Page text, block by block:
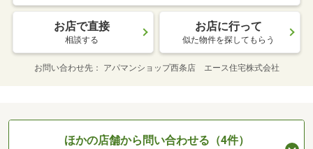
お店で直接
相談する
お店に行って
似た物件を探してもらう
お問い合わせ先 アパマンショップ西条店 エース住宅株式会社
ほかの店舗から問い合わせる（4件）